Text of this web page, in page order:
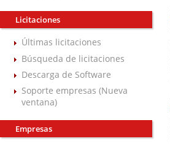
Licitaciones
Últimas licitaciones
Búsqueda de licitaciones
Descarga de Software
Soporte empresas (Nueva
ventana)
Empresas